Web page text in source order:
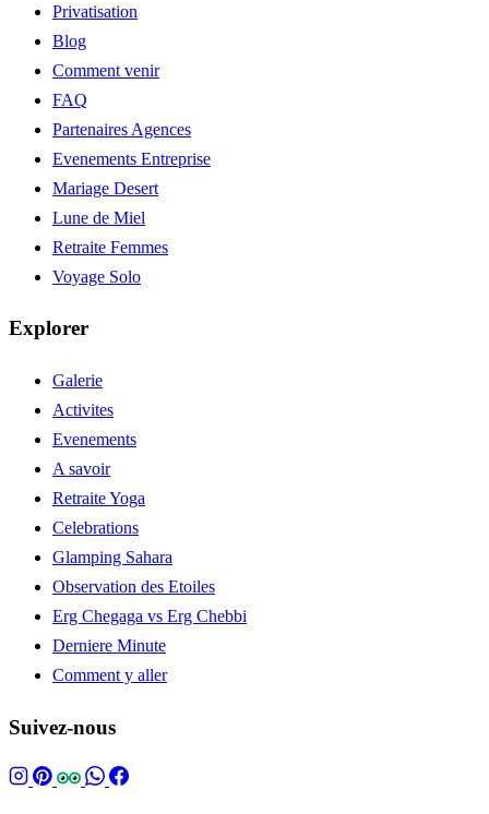
Privatisation
Blog
Comment venir
FAQ
Partenaires Agences
Evenements Entreprise
Mariage Desert
Lune de Miel
Retraite Femmes
Voyage Solo
Explorer
Galerie
Activites
Evenements
A savoir
Retraite Yoga
Celebrations
Glamping Sahara
Observation des Etoiles
Erg Chegaga vs Erg Chebbi
Derniere Minute
Comment y aller
Suivez-nous